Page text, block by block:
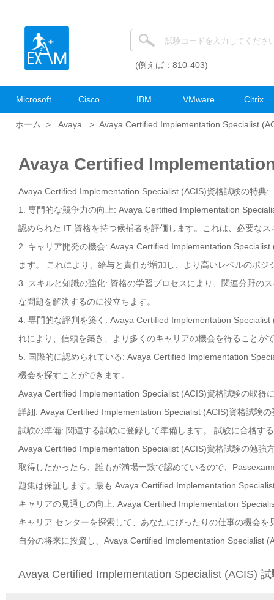
(例えば：810-403)
Microsoft Cisco IBM VMware Citrix
ホーム > Avaya > Avaya Certified Implementation Specialist
Avaya Certified
Avaya Certified Implementation Specialist (ACIS)資格試験の特典:
1. 専門的な競争力の向上: Avaya Certified Implementation
認められた IT 資格を持つ候補者を評価します。これは、必要な
2. キャリア開発の機会: Avaya Certified Implementation
ます。 これにより、給与と責任が増加し、より高いレベルのポ
3. スキルと知識の強化: 資格の学習プロセスにより、関連分野の
な問題を解決するのに役立ちます。
4. 専門的な評判を築く: Avaya Certified Implementation
れにより、信頼を築き、より多くのキャリアの機会を得ることが
5. 国際的に認められている: Avaya Certified Implementation
機会を探すことができます。
Avaya Certified Implementation Specialist (ACIS)資格試験の取得
詳細: Avaya Certified Implementation Specialist (ACIS)資格試験
試験の準備: 関連する試験に登録して準備します。 試験に合格す
Avaya Certified Implementation Specialist (ACIS)資格試験の勉強
取得したかったら、誰もが満場一致で認めているので、
題集は保証します。最も Avaya Certified Implementation
キャリアの見通しの向上: Avaya Certified Implementation
キャリア センターを探索して、あなたにぴったりの仕事の機会を
自分の将来に投資し、Avaya Certified Implementation Specialist
Avaya Certified Implementation Specialist (ACIS)